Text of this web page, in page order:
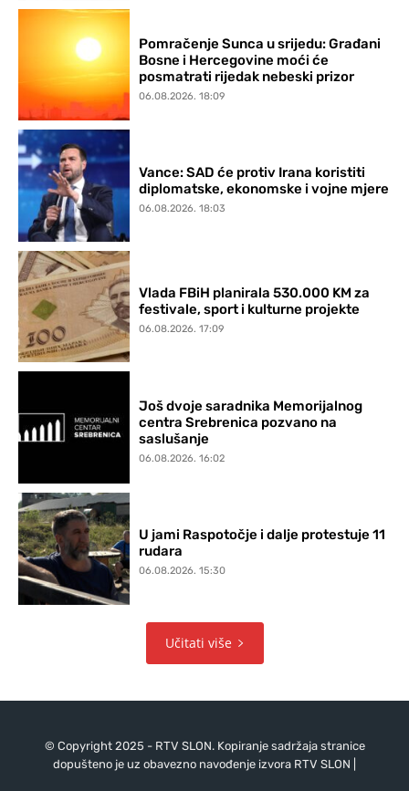
Pomračenje Sunca u srijedu: Građani
Bosne i Hercegovine moći će
posmatrati rijedak nebeski prizor
06.08.2026. 18:09
Vance: SAD će protiv Irana koristiti
diplomatske, ekonomske i vojne mjere
06.08.2026. 18:03
Vlada FBiH planirala 530.000 KM za
festivale, sport i kulturne projekte
06.08.2026. 17:09
Još dvoje saradnika Memorijalnog
centra Srebrenica pozvano na
saslušanje
06.08.2026. 16:02
U jami Raspotočje i dalje protestuje 11
rudara
06.08.2026. 15:30
Učitati više
© Copyright 2025 - RTV SLON. Kopiranje sadržaja stranice
dopušteno je uz obavezno navođenje izvora RTV SLON |